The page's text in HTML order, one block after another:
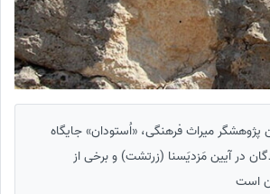
پژوهشگر میراث فرهنگی، «اُستودان» جایگاه
در آیین مَزدیَسنا (زرتشت) و برخی از
است